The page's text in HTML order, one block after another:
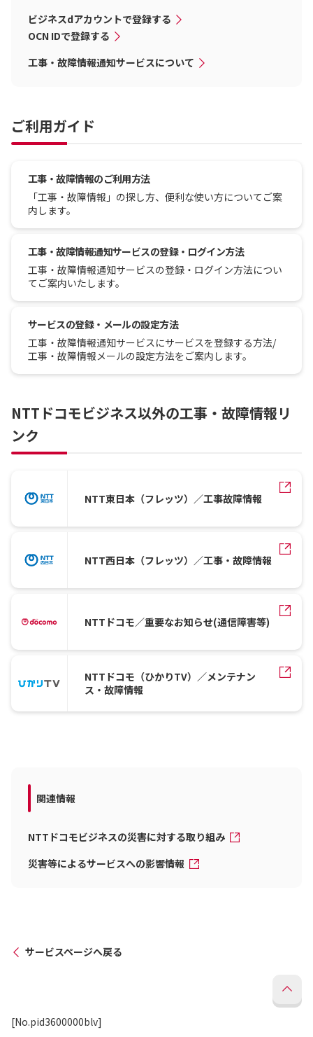
ビジネスdアカウントで登録する
OCN IDで登録する
工事・故障情報通知サービスについて
ご利用ガイド
工事・故障情報のご利用方法
「工事・故障情報」の探し方、便利な使い方についてご案
内します。
工事・故障情報通知サービスの登録・ログイン方法
工事・故障情報通知サービスの登録・ログイン方法につい
てご案内いたします。
サービスの登録・メールの設定方法
工事・故障情報通知サービスにサービスを登録する方法/
工事・故障情報メールの設定方法をご案内します。
NTTドコモビジネス以外の工事・故障情報リ
ンク
NTT東日本（フレッツ）／工事故障情報
NTT西日本（フレッツ）／工事・故障情報
NTTドコモ／重要なお知らせ(通信障害等)
NTTドコモ（ひかりTV）／メンテナン
ス・故障情報
関連情報
NTTドコモビジネスの災害に対する取り組み
災害等によるサービスへの影響情報
サービスページへ戻る
[No.pid3600000blv]